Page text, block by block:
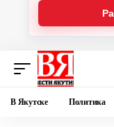
В Якутске Политика